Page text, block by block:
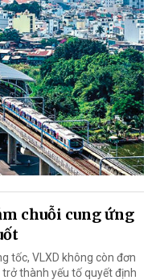
chuỗi cung ứng
tốc, VLXD không còn đơn
thành yếu tố quyết định